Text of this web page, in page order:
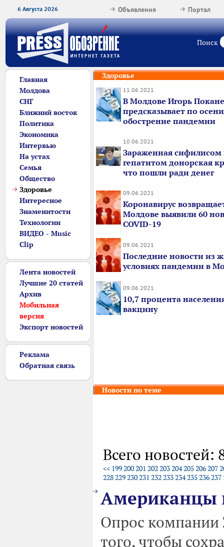
6 Августа 2026 Портал
Объявления
Поиск
Главная
Молдова
СНГ
Ближний восток
Политика
Экономика
Интервью
На устах
Семья
Общество
Здоровье
Интересное
Знаменитости
Технологии
ВИДЕО - Music
Clip
Лента новостей
Лучшие 20 статей
Архив
Мобильная
версия
Экспорт новостей
Реклама
Обратная связь
Здоровье
11.06.2021
В Молдове Игорь
предсказывает по осени
обострение пандемии
10.06.2021
Зараженная сифилисом
гепатитом донорская
что пошли ради денег
09.06.2021
Коронавирус
Молдове выявили 60
COVID-19
09.06.2021
Последние новости из
условиях пандемии в
09.06.2021
10,7 процента
вакцину
Новости по теме
Всего новостей:
<< 199200201 202203204205206207
228229230231 232233234235236237
Американцы
Опрос компании
того, чтобы